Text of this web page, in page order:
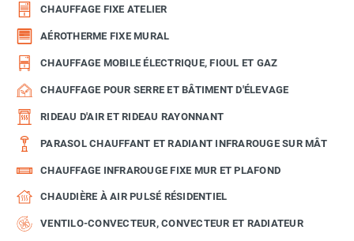
CHAUFFAGE FIXE ATELIER
AÉROTHERME FIXE MURAL
CHAUFFAGE MOBILE ÉLECTRIQUE, FIOUL ET GAZ
CHAUFFAGE POUR SERRE ET BÂTIMENT D'ÉLEVAGE
RIDEAU D'AIR ET RIDEAU RAYONNANT
PARASOL CHAUFFANT ET RADIANT INFRAROUGE SUR MÂT
CHAUFFAGE INFRAROUGE FIXE MUR ET PLAFOND
CHAUDIÈRE À AIR PULSÉ RÉSIDENTIEL
VENTILO-CONVECTEUR, CONVECTEUR ET RADIATEUR